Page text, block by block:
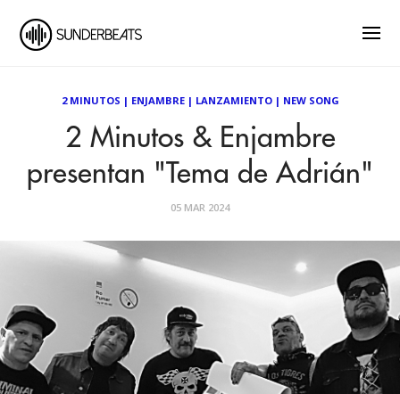
2 MINUTOS | ENJAMBRE| LANZAMIENTO| NEW SONG
2 Minutos & Enjambre
presentan "Tema de Adrián"
05 MAR 2024